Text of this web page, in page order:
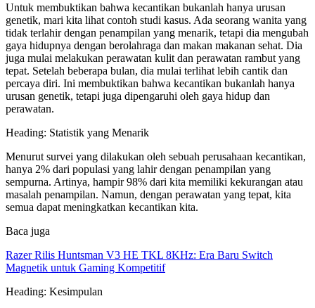
Untuk membuktikan bahwa kecantikan bukanlah hanya urusan
genetik, mari kita lihat contoh studi kasus. Ada seorang wanita yang
tidak terlahir dengan penampilan yang menarik, tetapi dia mengubah
gaya hidupnya dengan berolahraga dan makan makanan sehat. Dia
juga mulai melakukan perawatan kulit dan perawatan rambut yang
tepat. Setelah beberapa bulan, dia mulai terlihat lebih cantik dan
percaya diri. Ini membuktikan bahwa kecantikan bukanlah hanya
urusan genetik, tetapi juga dipengaruhi oleh gaya hidup dan
perawatan.
Heading: Statistik yang Menarik
Menurut survei yang dilakukan oleh sebuah perusahaan kecantikan,
hanya 2% dari populasi yang lahir dengan penampilan yang
sempurna. Artinya, hampir 98% dari kita memiliki kekurangan atau
masalah penampilan. Namun, dengan perawatan yang tepat, kita
semua dapat meningkatkan kecantikan kita.
Baca juga
Razer Rilis Huntsman V3 HE TKL 8KHz: Era Baru Switch
Magnetik untuk Gaming Kompetitif
Heading: Kesimpulan